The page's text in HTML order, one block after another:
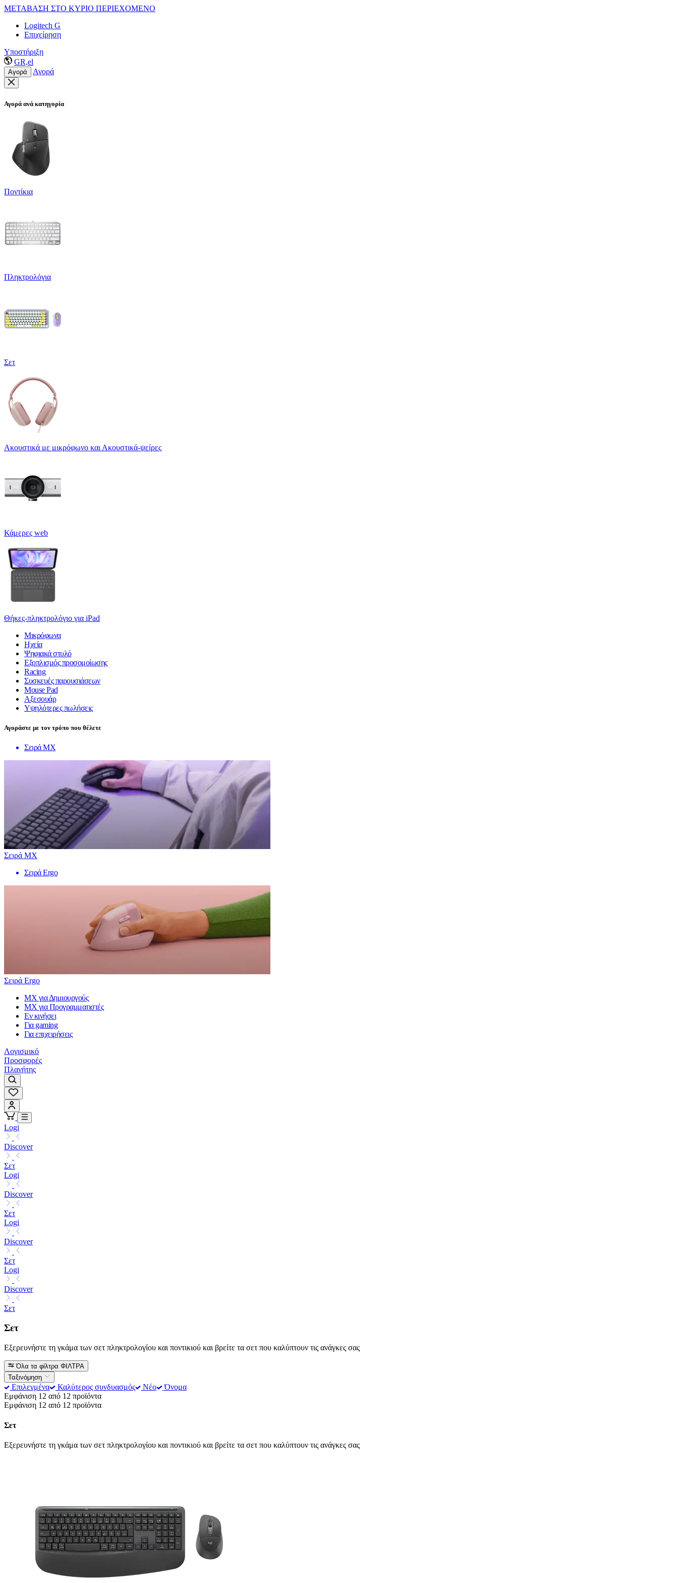
ΜΕΤΑΒΑΣΗ ΣΤΟ ΚΥΡΙΟ ΠΕΡΙΕΧΟΜΕΝΟ
Logitech G
Επιχείρηση
Υποστήριξη
GR,el
Αγορά Αγορά
Αγορά ανά κατηγορία
Ποντίκια
Πληκτρολόγια
Σετ
Ακουστικά με μικρόφωνο και Ακουστικά-ψείρες
Κάμερες web
Θήκες-πληκτρολόγιο για iPad
Μικρόφωνα
Ηχεία
Ψηφιακά στυλό
Εξοπλισμός προσομοίωσης
Racing
Συσκευές παρουσιάσεων
Mouse Pad
Αξεσουάρ
Υψηλότερες πωλήσεις
Αγοράστε με τον τρόπο που θέλετε
Σειρά MX
Σειρά MX
Σειρά Ergo
Σειρά Ergo
MX για Δημιουργούς
MX για Προγραμματιστές
Εν κινήσει
Για gaming
Για επιχειρήσεις
Λογισμικό
Προσφορές
Πλανήτης
Logi
Discover
Σετ
Logi
Discover
Σετ
Logi
Discover
Σετ
Logi
Discover
Σετ
Σετ
Εξερευνήστε τη γκάμα των σετ πληκτρολογίου και ποντικιού και βρείτε τα σετ που καλύπτουν τις ανάγκες σας
Όλα τα φίλτρα ΦΙΛΤΡΑ
Ταξινόμηση
Επιλεγμένα Καλύτερος συνδυασμός Νέο
Όνομα
Εμφάνιση 12 από 12 προϊόντα
Εμφάνιση 12 από 12 προϊόντα
Σετ
Εξερευνήστε τη γκάμα των σετ πληκτρολογίου και ποντικιού και βρείτε τα σετ που καλύπτουν τις ανάγκες σας